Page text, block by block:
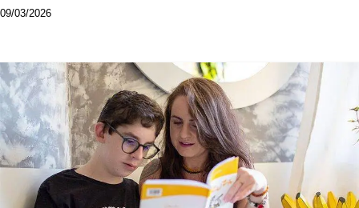
09/03/2026